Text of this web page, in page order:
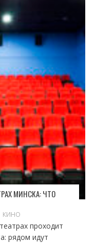
МИНСКА: ЧТО
КИНО
проходит
рядом идут